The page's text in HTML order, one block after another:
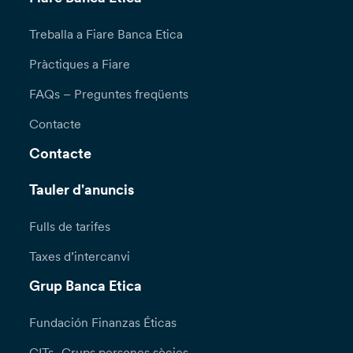
Treballa a Fiare Banca Etica
Pràctiques a Fiare
FAQs – Preguntes freqüents
Contacte
Contacte
Tauler d'anuncis
Fulls de tarifes
Taxes d’intercanvi
Grup Banca Etica
Fundación Finanzas Éticas